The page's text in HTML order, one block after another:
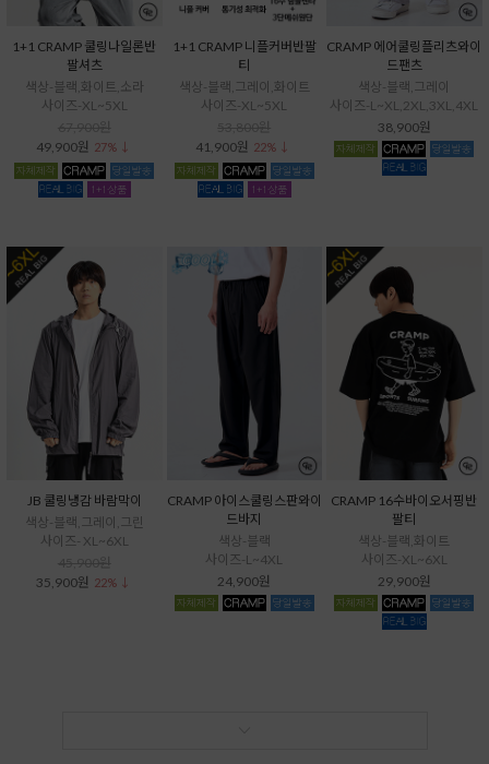
1+1 CRAMP 쿨링나일론반
팔셔츠
색상-블랙,화이트,소라
사이즈-XL~5XL
49,900원 27% ↓
1+1 CRAMP 니플커버반팔
티
색상-블랙,그레이,화이트
사이즈-XL~5XL
41,900원 22% ↓
CRAMP 에어쿨링플리츠와이
드팬츠
색상-블랙,그레이
사이즈-L~XL,2XL,3XL,4XL
38,900원
JB 쿨링냉감 바람막이
색상-블랙,그레이,그린
사이즈- XL~6XL
35,900원 22% ↓
CRAMP 아이스쿨링스판와이
드바지
색상-블랙
사이즈-L~4XL
24,900원
CRAMP 16수바이오서핑반
팔티
색상-블랙,화이트
사이즈-XL~6XL
29,900원